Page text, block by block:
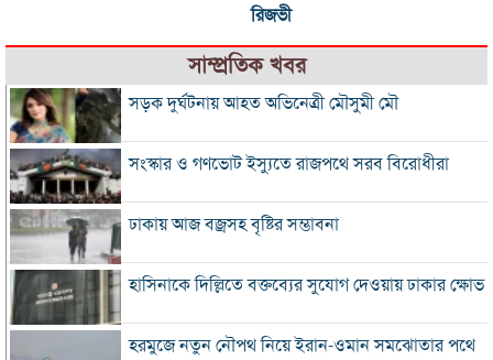
রিজভী
সাম্প্রতিক খবর
সড়ক দুর্ঘটনায় আহত অভিনেত্রী মৌসুমী মৌ
সংস্কার ও গণভোট ইস্যুতে রাজপথে সরব বিরোধীরা
ঢাকায় আজ বজ্রসহ বৃষ্টির সম্ভাবনা
হাসিনাকে দিল্লিতে বক্তব্যের সুযোগ দেওয়ায় ঢাকার ক্ষোভ
হরমুজে নতুন নৌপথ নিয়ে ইরান-ওমান সমঝোতার পথে